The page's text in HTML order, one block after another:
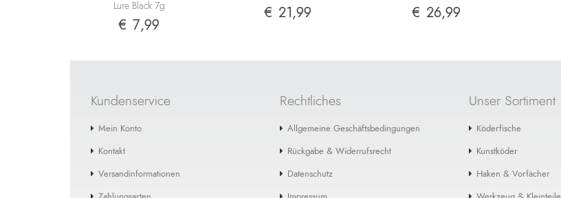
Lure Black 7g
€ 7,99
€ 21,99 € 26,99
Kundenservice
Mein Konto
Kontakt
Versandinformationen
Rechtliches
Allgemeine Geschäftsbedingungen
Rückgabe & Widerrufsrecht
Datenschutz
Unser Sortiment
Köderfische
Kunstköder
Haken & Vorfächer